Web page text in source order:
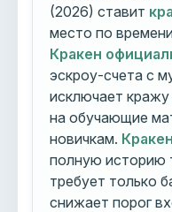
(2026) ставит
место по
Кракен
эскроу-счета с
исключает
на обучающие
новичкам.
полную историю
требует только
снижает порог